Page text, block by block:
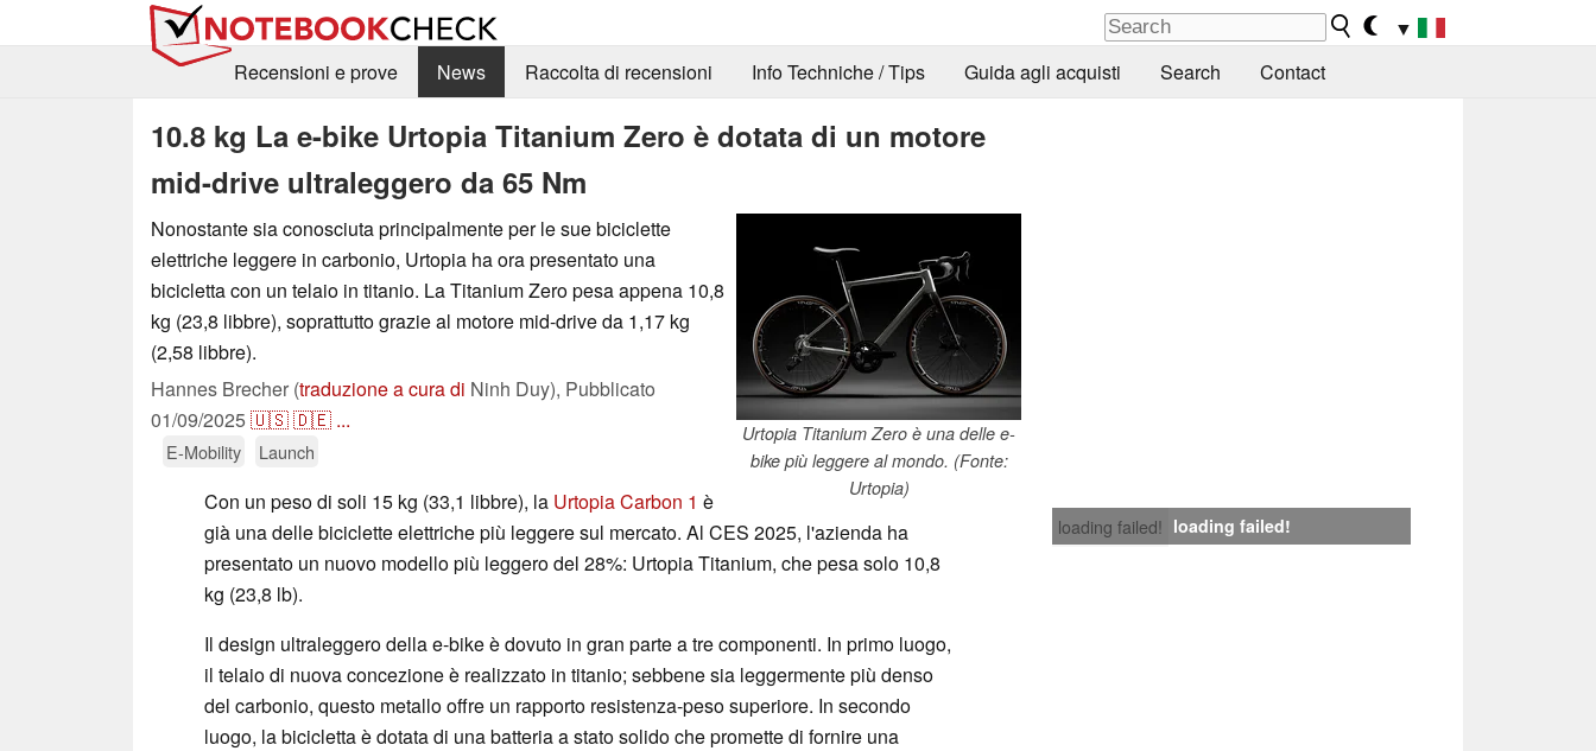
▼
Recensioni e prove
News Raccolta di recensioni Info Techniche / Tips Guida agli acquisti Search Contact
10.8 kg La e-bike Urtopia Titanium Zero è dotata di un motore
mid-drive ultraleggero da 65 Nm
Urtopia Titanium Zero è una delle e-
bike più leggere al mondo. (Fonte:
Urtopia)
Nonostante sia conosciuta principalmente per le sue biciclette
elettriche leggere in carbonio, Urtopia ha ora presentato una
bicicletta con un telaio in titanio. La Titanium Zero pesa appena 10,8
kg (23,8 libbre), soprattutto grazie al motore mid-drive da 1,17 kg
(2,58 libbre).
Hannes Brecher (traduzione a cura di Ninh Duy), Pubblicato
01/09/2025🇺🇸🇩🇪 ...
E-Mobility Launch
loading failed! loading failed!
Con un peso di soli 15 kg (33,1 libbre), la Urtopia Carbon 1 è
già una delle biciclette elettriche più leggere sul mercato. Al CES 2025, l'azienda ha
presentato un nuovo modello più leggero del 28%: Urtopia Titanium, che pesa solo 10,8
kg (23,8 lb).
Il design ultraleggero della e-bike è dovuto in gran parte a tre componenti. In primo luogo,
il telaio di nuova concezione è realizzato in titanio; sebbene sia leggermente più denso
del carbonio, questo metallo offre un rapporto resistenza-peso superiore. In secondo
luogo, la bicicletta è dotata di una batteria a stato solido che promette di fornire una